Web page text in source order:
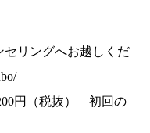
リングへお越しくだ
円（税抜） 初回の